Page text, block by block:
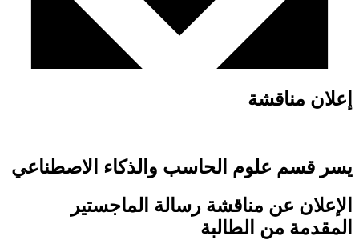
إعلان مناقشة
يسر قسم علوم الحاسب والذكاء الاصطناعي
الإعلان عن مناقشة رسالة الماجستير
المقدمة من الطالبة